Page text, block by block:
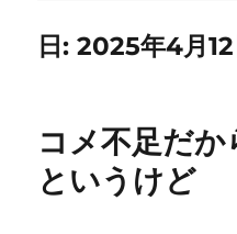
日:2025年4月12
コメ不足だ
というけど